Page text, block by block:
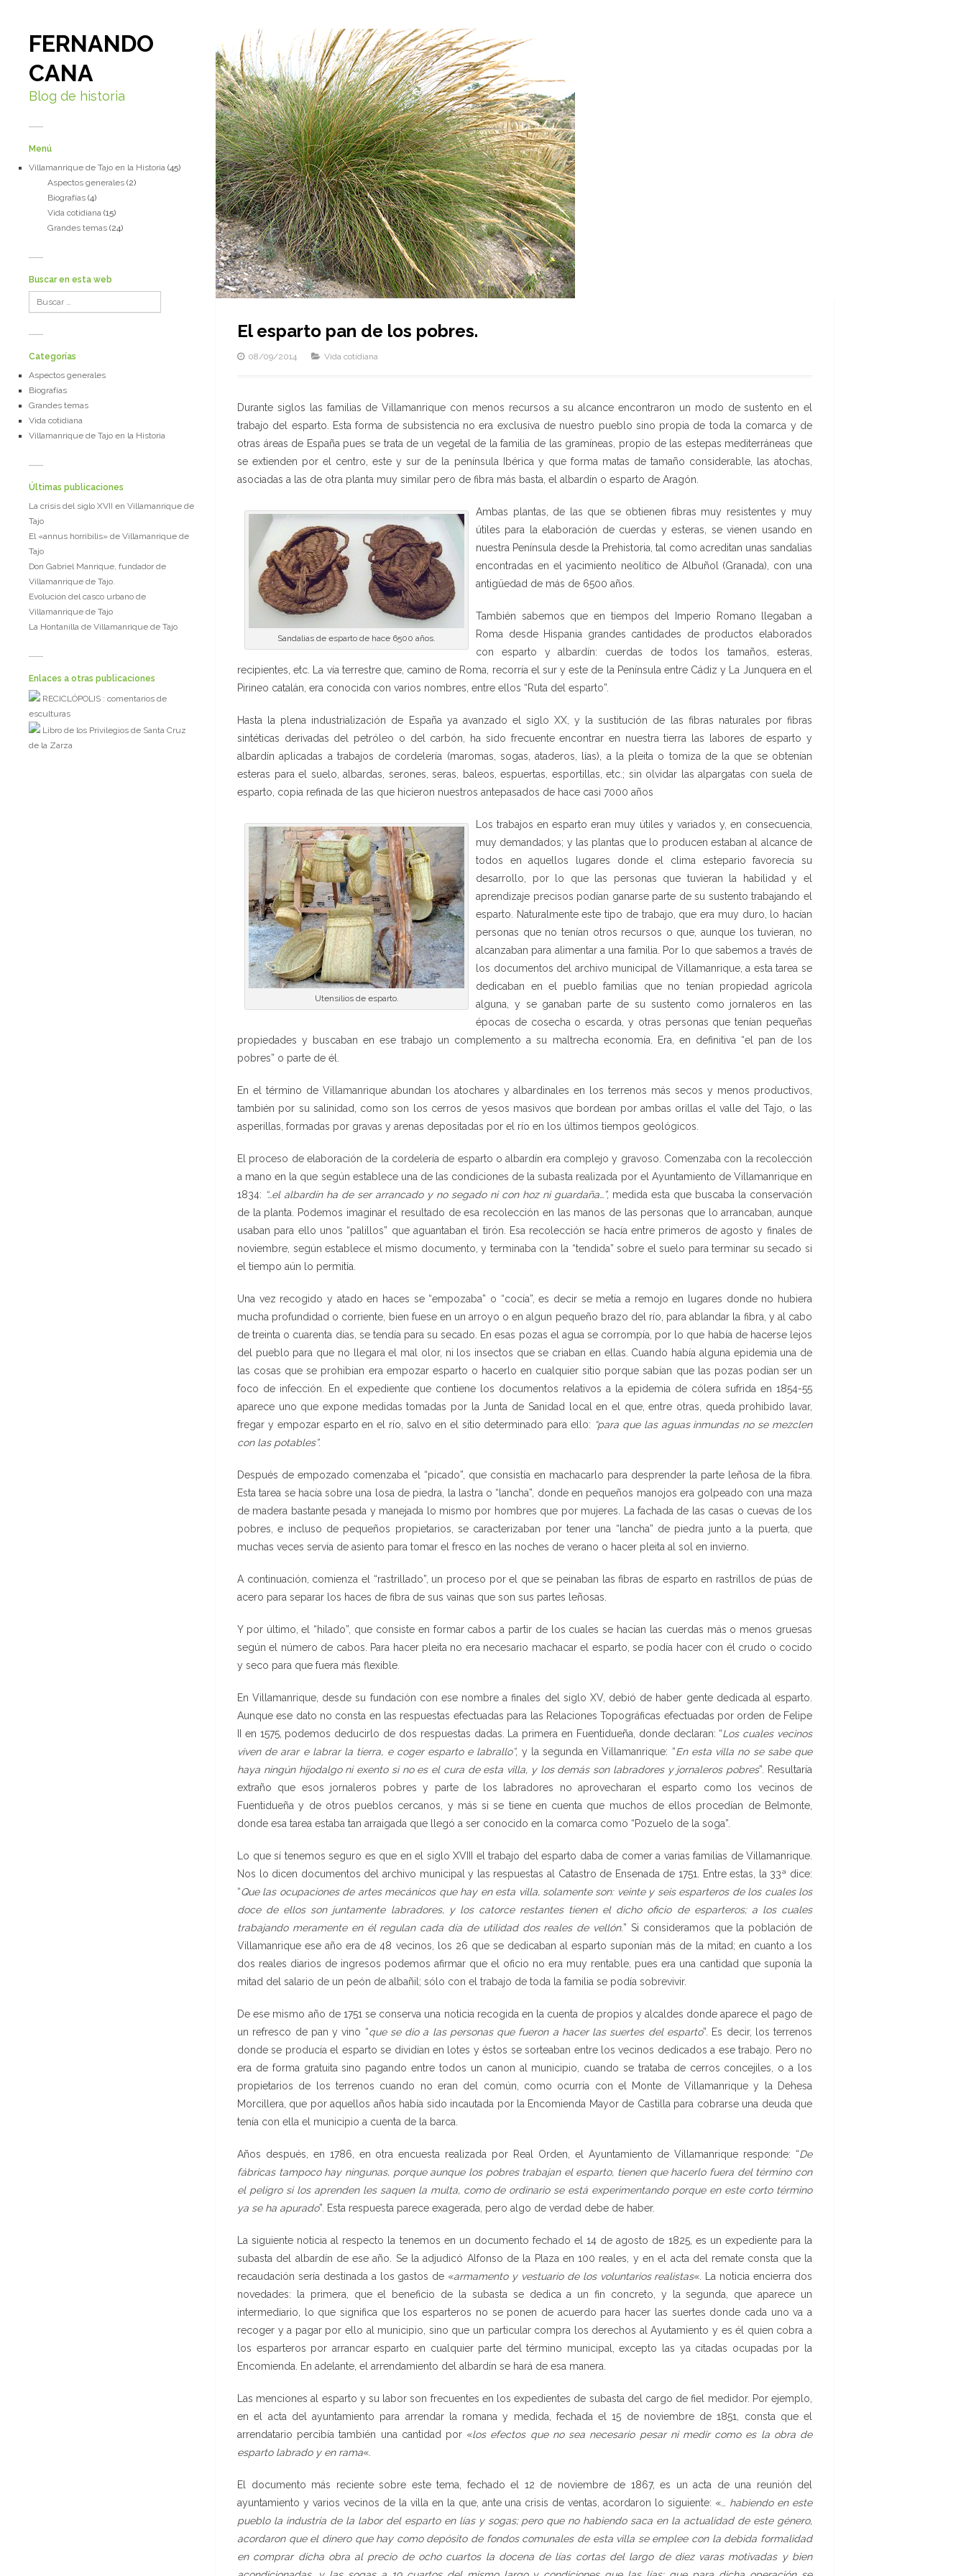
FERNANDO
CANA
Blog de historia
Menú
Villamanrique de Tajo en la Historia (45)
Aspectos generales (2)
Biografías (4)
Vida cotidiana (15)
Grandes temas (24)
Buscar en esta web
Categorías
Aspectos generales
Biografías
Grandes temas
Vida cotidiana
Villamanrique de Tajo en la Historia
Últimas publicaciones
La crisis del siglo XVII en Villamanrique de
Tajo
El «annus horribilis» de Villamanrique de
Tajo
Don Gabriel Manrique, fundador de
Villamanrique de Tajo.
Evolución del casco urbano de
Villamanrique de Tajo
La Hontanilla de Villamanrique de Tajo
Enlaces a otras publicaciones
RECICLÓPOLIS : comentarios de
esculturas
Libro de los Privilegios de Santa Cruz
de la Zarza
El esparto pan de los pobres.
08/09/2014 Vida cotidiana
Durante siglos las familias de Villamanrique con menos recursos a su alcance encontraron un modo de sustento en el
trabajo del esparto. Esta forma de subsistencia no era exclusiva de nuestro pueblo sino propia de toda la comarca y de
otras áreas de España pues se trata de un vegetal de la familia de las gramíneas, propio de las estepas mediterráneas que
se extienden por el centro, este y sur de la península Ibérica y que forma matas de tamaño considerable, las atochas,
asociadas a las de otra planta muy similar pero de fibra más basta, el albardín o esparto de Aragón.
Sandalias de esparto de hace 6500 años.
Ambas plantas, de las que se obtienen fibras muy resistentes y muy
útiles para la elaboración de cuerdas y esteras, se vienen usando en
nuestra Península desde la Prehistoria, tal como acreditan unas sandalias
encontradas en el yacimiento neolítico de Albuñol (Granada), con una
antigüedad de más de 6500 años.
También sabemos que en tiempos del Imperio Romano llegaban a
Roma desde Hispania grandes cantidades de productos elaborados
con esparto y albardín: cuerdas de todos los tamaños, esteras,
recipientes, etc. La vía terrestre que, camino de Roma, recorría el sur y este de la Península entre Cádiz y La Junquera en el
Pirineo catalán, era conocida con varios nombres, entre ellos “Ruta del esparto”.
Hasta la plena industrialización de España ya avanzado el siglo XX, y la sustitución de las fibras naturales por fibras
sintéticas derivadas del petróleo o del carbón, ha sido frecuente encontrar en nuestra tierra las labores de esparto y
albardín aplicadas a trabajos de cordelería (maromas, sogas, ataderos, lías), a la pleita o tomiza de la que se obtenían
esteras para el suelo, albardas, serones, seras, baleos, espuertas, esportillas, etc.; sin olvidar las alpargatas con suela de
esparto, copia refinada de las que hicieron nuestros antepasados de hace casi 7000 años
Utensilios de esparto.
Los trabajos en esparto eran muy útiles y variados y, en consecuencia,
muy demandados; y las plantas que lo producen estaban al alcance de
todos en aquellos lugares donde el clima estepario favorecía su
desarrollo, por lo que las personas que tuvieran la habilidad y el
aprendizaje precisos podían ganarse parte de su sustento trabajando el
esparto. Naturalmente este tipo de trabajo, que era muy duro, lo hacían
personas que no tenían otros recursos o que, aunque los tuvieran, no
alcanzaban para alimentar a una familia. Por lo que sabemos a través de
los documentos del archivo municipal de Villamanrique, a esta tarea se
dedicaban en el pueblo familias que no tenían propiedad agrícola
alguna, y se ganaban parte de su sustento como jornaleros en las
épocas de cosecha o escarda, y otras personas que tenían pequeñas
propiedades y buscaban en ese trabajo un complemento a su maltrecha economía. Era, en definitiva “el pan de los
pobres” o parte de él.
En el término de Villamanrique abundan los atochares y albardinales en los terrenos más secos y menos productivos,
también por su salinidad, como son los cerros de yesos masivos que bordean por ambas orillas el valle del Tajo, o las
asperillas, formadas por gravas y arenas depositadas por el río en los últimos tiempos geológicos.
El proceso de elaboración de la cordelería de esparto o albardín era complejo y gravoso. Comenzaba con la recolección
a mano en la que según establece una de las condiciones de la subasta realizada por el Ayuntamiento de Villamanrique en
1834: “…el albardín ha de ser arrancado y no segado ni con hoz ni guardaña…”, medida esta que buscaba la conservación
de la planta. Podemos imaginar el resultado de esa recolección en las manos de las personas que lo arrancaban, aunque
usaban para ello unos “palillos” que aguantaban el tirón. Esa recolección se hacía entre primeros de agosto y finales de
noviembre, según establece el mismo documento, y terminaba con la “tendida” sobre el suelo para terminar su secado si
el tiempo aún lo permitía.
Una vez recogido y atado en haces se “empozaba” o “cocía”, es decir se metía a remojo en lugares donde no hubiera
mucha profundidad o corriente, bien fuese en un arroyo o en algun pequeño brazo del río, para ablandar la fibra, y al cabo
de treinta o cuarenta días, se tendía para su secado. En esas pozas el agua se corrompía, por lo que había de hacerse lejos
del pueblo para que no llegara el mal olor, ni los insectos que se criaban en ellas. Cuando había alguna epidemia una de
las cosas que se prohibian era empozar esparto o hacerlo en cualquier sitio porque sabían que las pozas podían ser un
foco de infección. En el expediente que contiene los documentos relativos a la epidemia de cólera sufrida en 1854-55
aparece uno que expone medidas tomadas por la Junta de Sanidad local en el que, entre otras, queda prohibido lavar,
fregar y empozar esparto en el río, salvo en el sitio determinado para ello: “para que las aguas inmundas no se mezclen
con las potables”.
Después de empozado comenzaba el “picado”, que consistía en machacarlo para desprender la parte leñosa de la fibra.
Esta tarea se hacía sobre una losa de piedra, la lastra o “lancha”, donde en pequeños manojos era golpeado con una maza
de madera bastante pesada y manejada lo mismo por hombres que por mujeres. La fachada de las casas o cuevas de los
pobres, e incluso de pequeños propietarios, se caracterizaban por tener una “lancha” de piedra junto a la puerta, que
muchas veces servía de asiento para tomar el fresco en las noches de verano o hacer pleita al sol en invierno.
A continuación, comienza el “rastrillado”, un proceso por el que se peinaban las fibras de esparto en rastrillos de púas de
acero para separar los haces de fibra de sus vainas que son sus partes leñosas.
Y por último, el “hilado”, que consiste en formar cabos a partir de los cuales se hacían las cuerdas más o menos gruesas
según el número de cabos. Para hacer pleita no era necesario machacar el esparto, se podía hacer con él crudo o cocido
y seco para que fuera más flexible.
En Villamanrique, desde su fundación con ese nombre a finales del siglo XV, debió de haber gente dedicada al esparto.
Aunque ese dato no consta en las respuestas efectuadas para las Relaciones Topográficas efectuadas por orden de Felipe
II en 1575, podemos deducirlo de dos respuestas dadas. La primera en Fuentidueña, donde declaran: “Los cuales vecinos
viven de arar e labrar la tierra, e coger esparto e labrallo”, y la segunda en Villamanrique: “En esta villa no se sabe que
haya ningún hijodalgo ni exento si no es el cura de esta villa, y los demás son labradores y jornaleros pobres”. Resultaría
extraño que esos jornaleros pobres y parte de los labradores no aprovecharan el esparto como los vecinos de
Fuentidueña y de otros pueblos cercanos, y más si se tiene en cuenta que muchos de ellos procedían de Belmonte,
donde esa tarea estaba tan arraigada que llegó a ser conocido en la comarca como “Pozuelo de la soga”.
Lo que sí tenemos seguro es que en el siglo XVIII el trabajo del esparto daba de comer a varias familias de Villamanrique.
Nos lo dicen documentos del archivo municipal y las respuestas al Catastro de Ensenada de 1751. Entre estas, la 33ª dice:
“Que las ocupaciones de artes mecánicos que hay en esta villa, solamente son: veinte y seis esparteros de los cuales los
doce de ellos son juntamente labradores, y los catorce restantes tienen el dicho oficio de esparteros; a los cuales
trabajando meramente en él regulan cada día de utilidad dos reales de vellón.” Si consideramos que la población de
Villamanrique ese año era de 48 vecinos, los 26 que se dedicaban al esparto suponían más de la mitad; en cuanto a los
dos reales diarios de ingresos podemos afirmar que el oficio no era muy rentable, pues era una cantidad que suponía la
mitad del salario de un peón de albañil; sólo con el trabajo de toda la familia se podía sobrevivir.
De ese mismo año de 1751 se conserva una noticia recogida en la cuenta de propios y alcaldes donde aparece el pago de
un refresco de pan y vino “que se dio a las personas que fueron a hacer las suertes del esparto”. Es decir, los terrenos
donde se producía el esparto se dividían en lotes y éstos se sorteaban entre los vecinos dedicados a ese trabajo. Pero no
era de forma gratuita sino pagando entre todos un canon al municipio, cuando se trataba de cerros concejiles, o a los
propietarios de los terrenos cuando no eran del común, como ocurría con el Monte de Villamanrique y la Dehesa
Morcillera, que por aquellos años había sido incautada por la Encomienda Mayor de Castilla para cobrarse una deuda que
tenía con ella el municipio a cuenta de la barca.
Años después, en 1786, en otra encuesta realizada por Real Orden, el Ayuntamiento de Villamanrique responde: “De
fábricas tampoco hay ningunas, porque aunque los pobres trabajan el esparto, tienen que hacerlo fuera del término con
el peligro si los aprenden les saquen la multa, como de ordinario se está experimentando porque en este corto término
ya se ha apurado”. Esta respuesta parece exagerada, pero algo de verdad debe de haber.
La siguiente noticia al respecto la tenemos en un documento fechado el 14 de agosto de 1825, es un expediente para la
subasta del albardín de ese año. Se la adjudicó Alfonso de la Plaza en 100 reales, y en el acta del remate consta que la
recaudación sería destinada a los gastos de «armamento y vestuario de los voluntarios realistas«. La noticia encierra dos
novedades: la primera, que el beneficio de la subasta se dedica a un fin concreto, y la segunda, que aparece un
intermediario, lo que significa que los esparteros no se ponen de acuerdo para hacer las suertes donde cada uno va a
recoger y a pagar por ello al municipio, sino que un particular compra los derechos al Ayutamiento y es él quien cobra a
los esparteros por arrancar esparto en cualquier parte del término municipal, excepto las ya citadas ocupadas por la
Encomienda. En adelante, el arrendamiento del albardín se hará de esa manera.
Las menciones al esparto y su labor son frecuentes en los expedientes de subasta del cargo de fiel medidor. Por ejemplo,
en el acta del ayuntamiento para arrendar la romana y medida, fechada el 15 de noviembre de 1851, consta que el
arrendatario percibía también una cantidad por «los efectos que no sea necesario pesar ni medir como es la obra de
esparto labrado y en rama«.
El documento más reciente sobre este tema, fechado el 12 de noviembre de 1867, es un acta de una reunión del
ayuntamiento y varios vecinos de la villa en la que, ante una crisis de ventas, acordaron lo siguiente: «… habiendo en este
pueblo la industria de la labor del esparto en lías y sogas; pero que no habiendo saca en la actualidad de este género,
acordaron que el dinero que hay como depósito de fondos comunales de esta villa se emplee con la debida formalidad
en comprar dicha obra al precio de ocho cuartos la docena de lías cortas del largo de diez varas motivadas y bien